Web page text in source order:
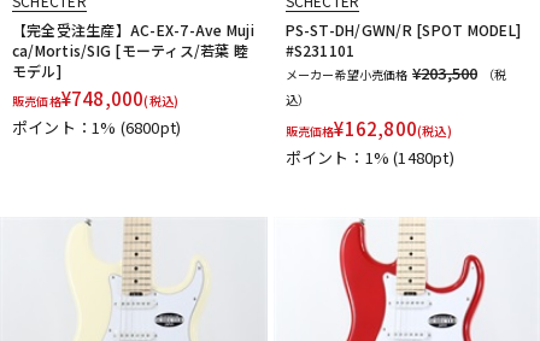
【完全受注生産】AC-EX-7-Ave Muji
ca/Mortis/SIG [モーティス/若葉 睦
モデル]
販売価格¥748,000(税込)
ポイント：1% (6800pt)
PS-ST-DH/GWN/R [SPOT MODEL]
#S231101
メーカー希望小売価格 ¥203,500
（税
込）
販売価格¥162,800(税込)
ポイント：1%(1480pt)